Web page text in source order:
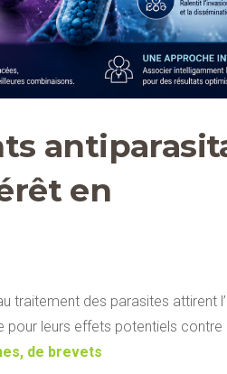
en
traitement des parasites attirent
leurs effets potentiels contre
de brevets